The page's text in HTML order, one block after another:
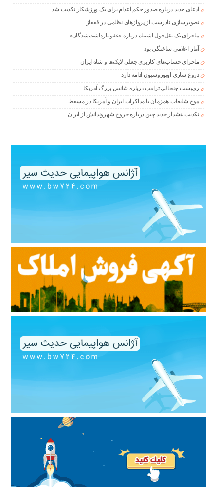
ادعای جدید درباره صدور حکم اعدام برای یک ورزشکار تکذیب شد
تصویرسازی نادرست از پروازهای نظامی در قفقاز
ماجرای یک نقل‌قول اشتباه درباره «عفو بازداشت‌شدگان»
آمار اعلامی ساختگی بود
ماجرای حساب‌های کاربری جعلی لایک‌ها و شاه ایران
دروغ سازی اوپوزوسیون ادامه دارد
ری‌پست جنجالی ترامپ درباره شانس بزرگ آمریکا
موج شایعات همزمان با مذاکرات ایران و آمریکا در مسقط
تکذیب هشدار جدید چین درباره خروج شهروندانش از ایران